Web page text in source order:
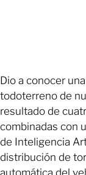
Dio a conocer
todoterreno de
resultado de
combinadas con
de Inteligencia
distribución de
automática del